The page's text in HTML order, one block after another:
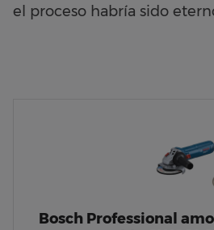
el proceso habría sido
Bosch Professional